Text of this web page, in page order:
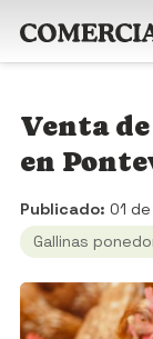
Venta
en
Publicado: 01
Gallinas